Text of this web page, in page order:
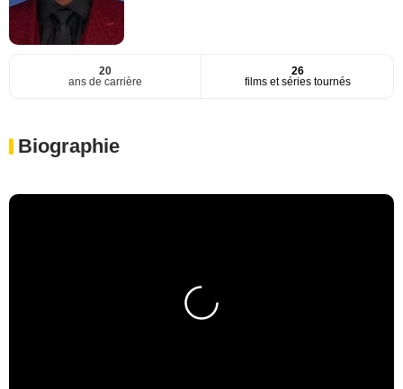
20
ans de carrière
26
films et séries tournés
Biographie